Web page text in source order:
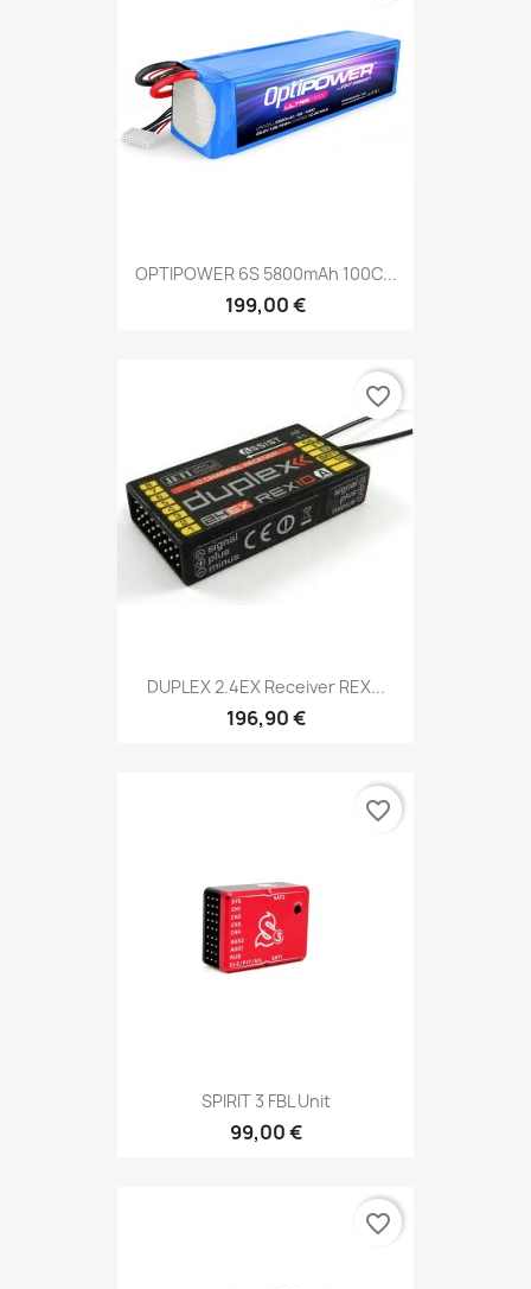
OPTIPOWER 6S 5800mAh 100C...
199,00 €
DUPLEX 2.4EX Receiver REX...
196,90 €
favorite_border
SPIRIT 3 FBL Unit
99,00 €
favorite_border
favorite_border